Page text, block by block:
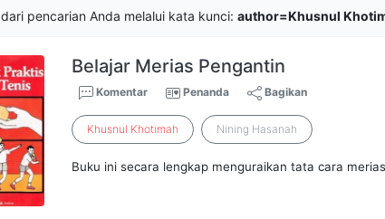
dari pencarian Anda melalui kata kunci: author=Khusnul
Belajar Merias Pengantin
Komentar Penanda Bagikan
Khusnul Khotimah Nining Hasanah
Buku ini secara lengkap menguraikan tata cara